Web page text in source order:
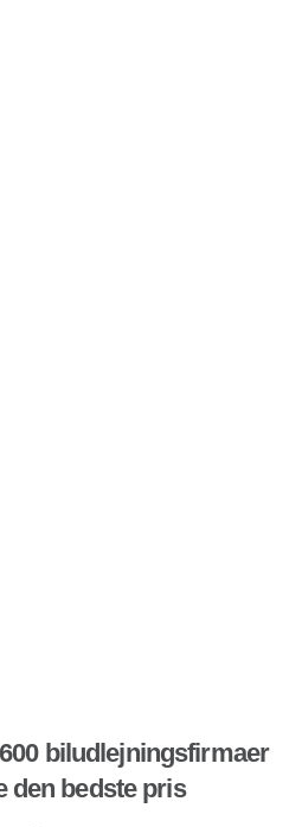
biludlejningsfirmaer
den bedste pris